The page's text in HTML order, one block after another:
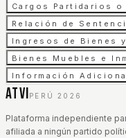
Cargos Partidarios
Relación de
Ingresos de Bienes y
Bienes Muebles e
Información
ATVI PERÚ 2026
Plataforma independiente
afiliada a ningún partido